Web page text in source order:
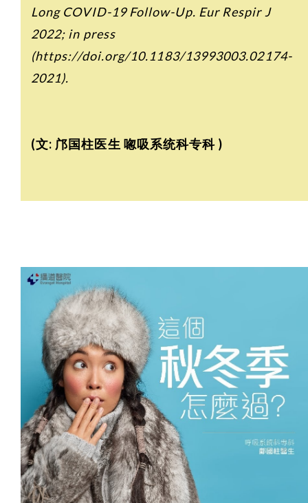
Long COVID-19 Follow-Up. Eur Respir J
2022; in press
(https://doi.org/10.1183/13993003.02174-
2021).
(文: 邝国柱医生 唿吸系统科专科 )